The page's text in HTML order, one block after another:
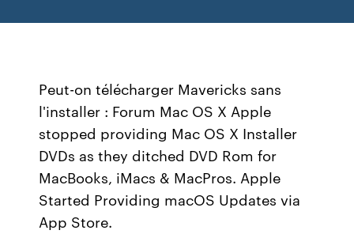
Peut-on télécharger Mavericks sans
l'installer : Forum Mac OS X Apple
stopped providing Mac OS X Installer
DVDs as they ditched DVD Rom for
MacBooks, iMacs & MacPros. Apple
Started Providing macOS Updates via
App Store.